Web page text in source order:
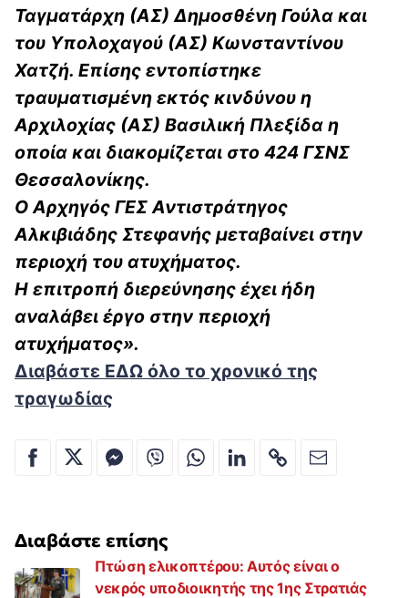
Ταγματάρχη (ΑΣ) Δημοσθένη Γούλα και
του Υπολοχαγού (ΑΣ) Κωνσταντίνου
Χατζή. Επίσης εντοπίστηκε
τραυματισμένη εκτός κινδύνου η
Αρχιλοχίας (ΑΣ) Βασιλική Πλεξίδα η
οποία και διακομίζεται στο 424 ΓΣΝΣ
Θεσσαλονίκης.
Ο Αρχηγός ΓΕΣ Αντιστράτηγος
Αλκιβιάδης Στεφανής μεταβαίνει στην
περιοχή του ατυχήματος.
Η επιτροπή διερεύνησης έχει ήδη
αναλάβει έργο στην περιοχή
ατυχήματος».
Διαβάστε ΕΔΩ όλο το χρονικό της
τραγωδίας
Διαβάστε επίσης
Πτώση ελικοπτέρου: Αυτός είναι ο
νεκρός υποδιοικητής της 1ης Στρατιάς